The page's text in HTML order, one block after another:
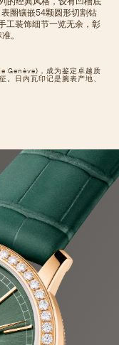
Genève)，成为鉴定卓越质
。日内瓦印记是腕表产地、
圈镶嵌54颗圆形切割钻
工装饰细节一览无余，彰
。